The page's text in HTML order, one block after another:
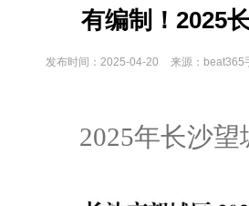
有编制！2025
发布时间：2025-04-20 来源：beat365
2025年长沙